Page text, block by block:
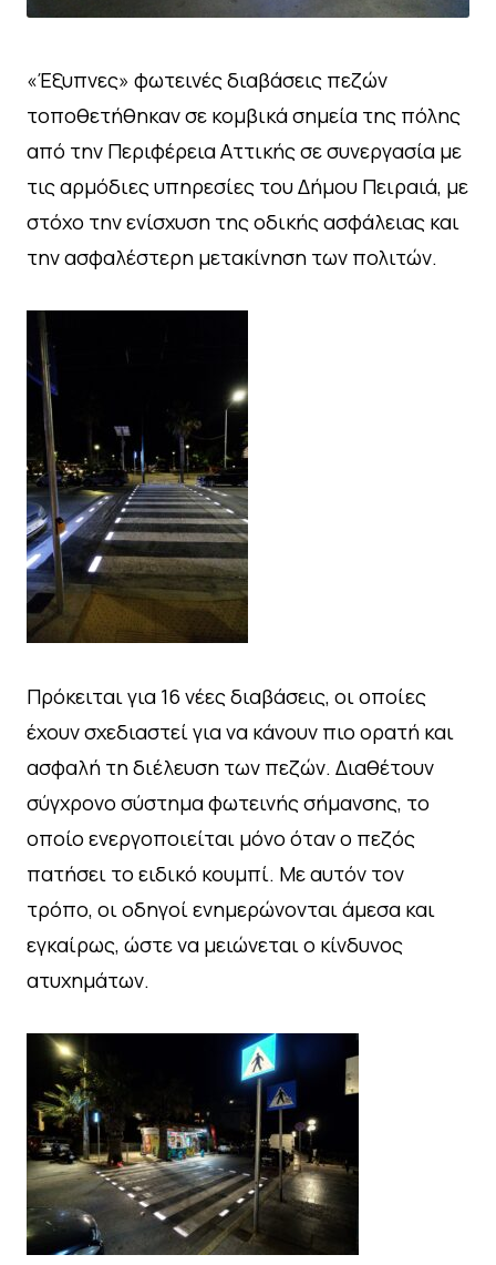
«Έξυπνες» φωτεινές διαβάσεις πεζών
τοποθετήθηκαν σε κομβικά σημεία της πόλης
από την Περιφέρεια Αττικής σε συνεργασία με
τις αρμόδιες υπηρεσίες του Δήμου Πειραιά, με
στόχο την ενίσχυση της οδικής ασφάλειας και
την ασφαλέστερη μετακίνηση των πολιτών.
Πρόκειται για 16 νέες διαβάσεις, οι οποίες
έχουν σχεδιαστεί για να κάνουν πιο ορατή και
ασφαλή τη διέλευση των πεζών. Διαθέτουν
σύγχρονο σύστημα φωτεινής σήμανσης, το
οποίο ενεργοποιείται μόνο όταν ο πεζός
πατήσει το ειδικό κουμπί. Με αυτόν τον
τρόπο, οι οδηγοί ενημερώνονται άμεσα και
εγκαίρως, ώστε να μειώνεται ο κίνδυνος
ατυχημάτων.